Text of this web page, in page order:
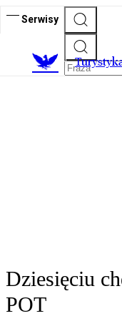
Serwisy
T
Dziesięciu
POT